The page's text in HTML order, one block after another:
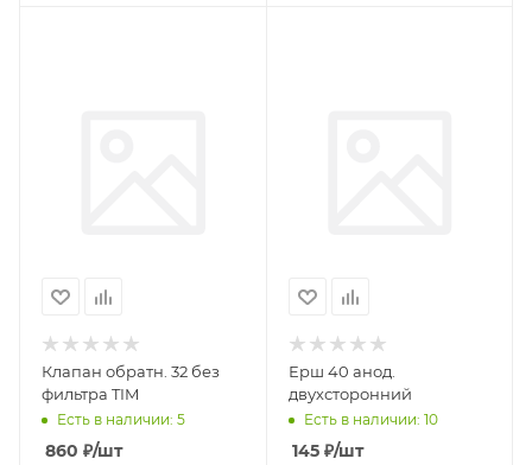
Клапан обратн. 32 без
фильтра TIM
Есть в наличии: 5
860 ₽/шт
Ерш 40 анод.
двухсторонний
Есть в наличии: 10
145₽/шт